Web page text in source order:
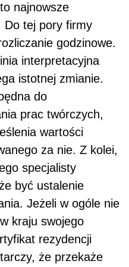
najnowsze
Do tej pory firmy
godzinowe.
interpretacyjna
istotnej zmianie.
do
prac twórczych,
wartości
za nie. Z kolei,
specjalisty
być ustalenie
Jeżeli w ogóle nie
kraju swojego
rezydencji
że przekaże